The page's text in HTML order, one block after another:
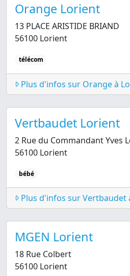
Orange Lorient
13 PLACE ARISTIDE BRIAND
56100 Lorient
télécom
Plus d'infos sur Orange à
Vertbaudet Lorient
2 Rue du Commandant Yves
56100 Lorient
bébé
Plus d'infos sur Vertbaudet
MGEN Lorient
18 Rue Colbert
56100 Lorient